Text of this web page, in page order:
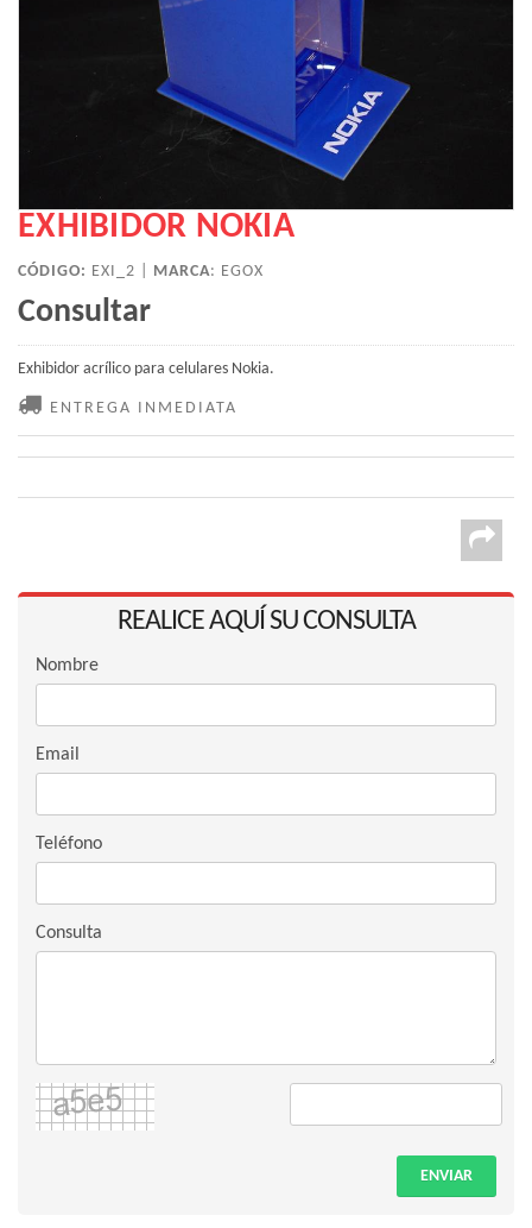
EXHIBIDOR NOKIA
CÓDIGO: EXI_2 | MARCA: EGOX
Consultar
Exhibidor acrílico para celulares Nokia.
ENTREGA INMEDIATA
REALICE AQUÍ SU CONSULTA
Nombre
Email
Teléfono
Consulta
ENVIAR